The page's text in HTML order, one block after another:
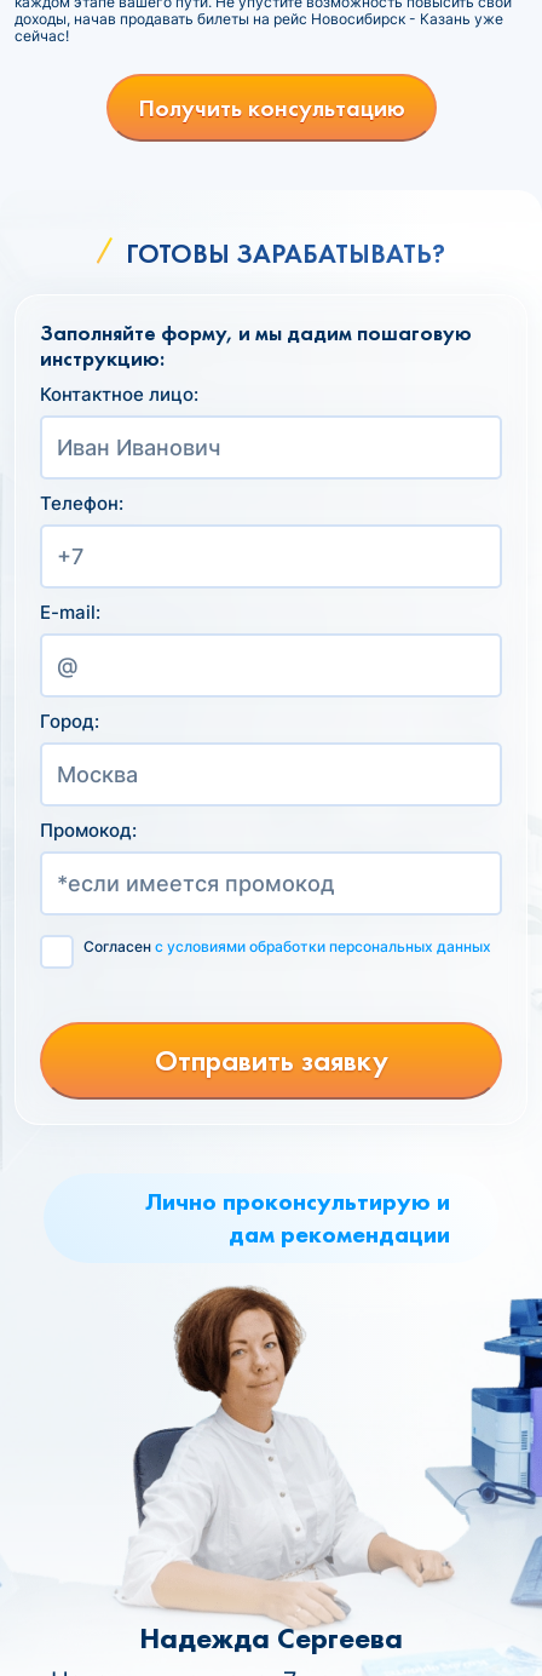
доходы, начав продавать билеты на рейс Новосибирск - Казань уже
сейчас!
Получить консультацию
ГОТОВЫ ЗАРАБАТЫВАТЬ?
Лично проконсультирую и
дам рекомендации
Надежда Сергеева
Заполняйте форму, и мы дадим пошаговую
инструкцию:
Контактное лицо:
Телефон:
E-mail:
Город:
Промокод:
Согласен с условиями обработки персональных данных
Отправить заявку